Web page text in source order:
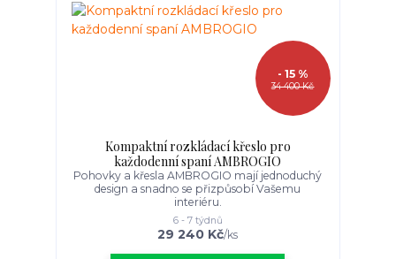
34 400 Kč
- 15 %
Kompaktní rozkládací křeslo pro
každodenní spaní AMBROGIO
Pohovky a křesla AMBROGIO mají jednoduchý
design a snadno se přizpůsobí Vašemu
interiéru.
29 240 Kč/ks
6 - 7 týdnů